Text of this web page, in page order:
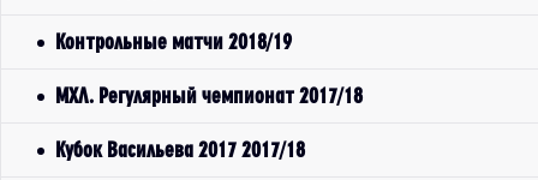
Контрольные матчи 2018/19
МХЛ. Регулярный чемпионат 2017/18
Кубок Васильева 2017 2017/18